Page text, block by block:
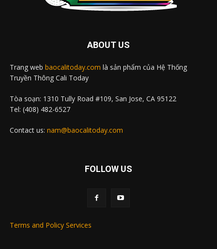
ABOUT US
Trang web baocalitoday.com là sản phẩm của Hệ Thống
Truyền Thông Cali Today
Tòa soạn: 1310 Tully Road #109, San Jose, CA 95122
Tel: (408) 482-6527
Contact us: nam@baocalitoday.com
FOLLOW US
Terms and Policy Services